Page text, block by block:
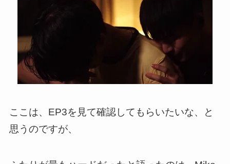
ここは、EP3を見て確認してもらいたいな、と
思うのですが、